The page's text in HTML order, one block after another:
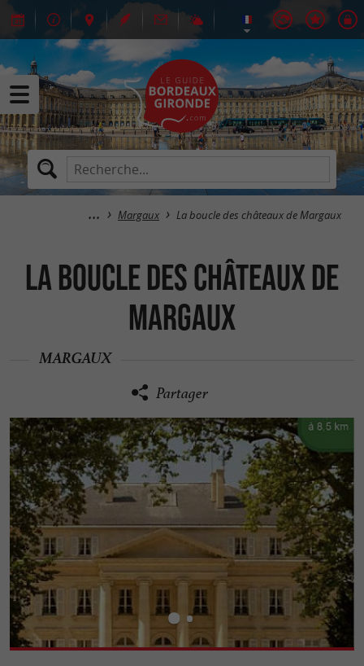
Margaux La boucle des châteaux de Margaux
La boucle des châteaux de
Margaux
MARGAUX
Partager